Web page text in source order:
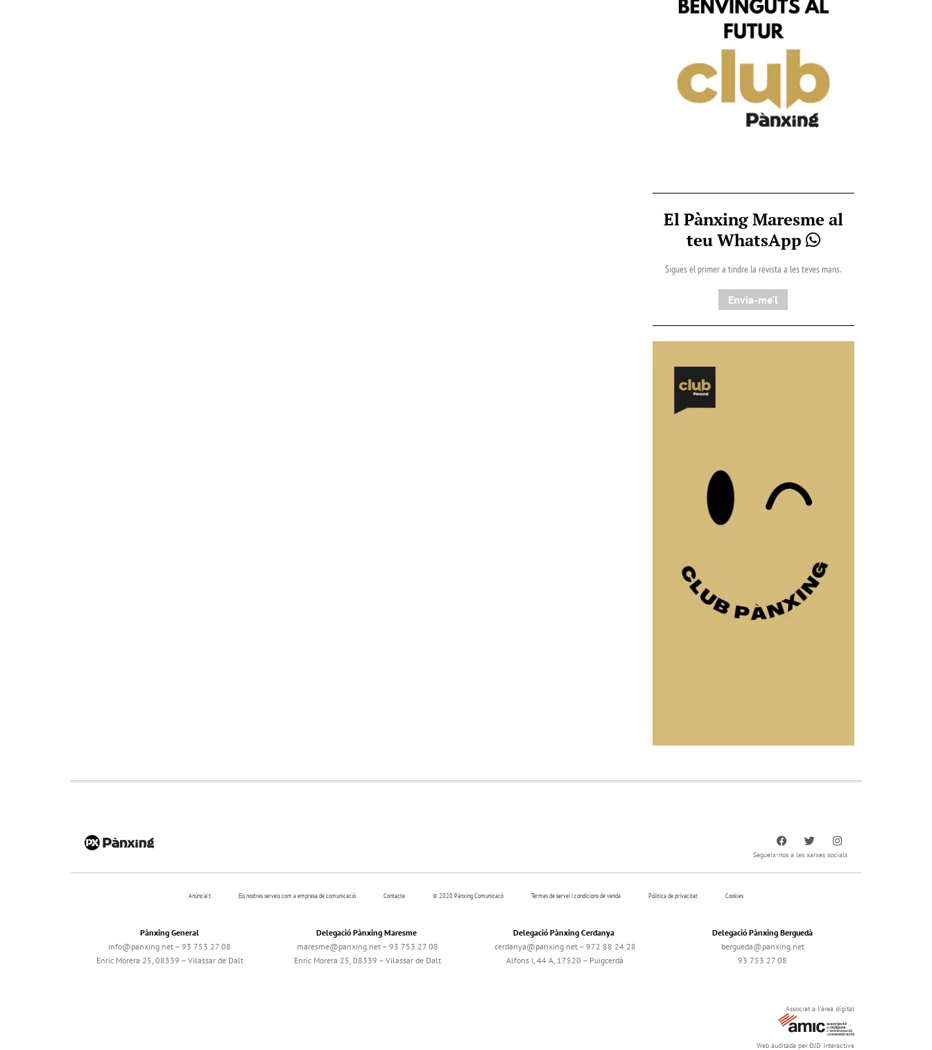
El Pànxing Maresme al
teu WhatsApp
Sigues el primer a tindre la revista a les teves mans.
Envia-me'l
Segueix-nos a les xarxes socials
Anúncia’t Els nostres serveis com a empresa de comunicació Contacte © 2020 Pànxing Comunicacó Termes de servei i condicions de venda Pólitica de privacitat Cookies
Pànxing General
info@panxing.net – 93 753 27 08
Enric Morera 25, 08339 – Vilassar de Dalt
Delegació Pànxing Maresme
maresme@panxing.net – 93 753 27 08
Enric Morera 25, 08339 – Vilassar de Dalt
Delegació Pànxing Cerdanya
cerdanya@panxing.net – 972 88 24 28
Alfons I, 44 A, 17520 – Puigcerdà
Delegació Pànxing Berguedà
bergueda@panxing.net
93 753 27 08
Associat a l'àrea digital
Web auditada per OJD Interactive